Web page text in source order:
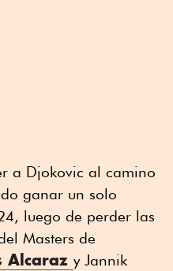
a Djokovic al camino
ganar un solo
luego de perder las
Masters de
Alcaraz y Jannik